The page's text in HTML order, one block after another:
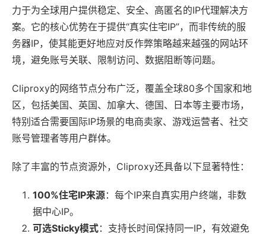
力于为全球用户提供稳定、安全、高匿名的IP代理解决方
案。它的核心优势在于提供“真实住宅IP”，而非传统的服
务器IP，使其能更好地应对反作弊策略越来越强的网站环
境，避免账号关联、限制访问、数据阻断等问题。
Cliproxy的网络节点分布广泛，覆盖全球80多个国家和地
区，包括美国、英国、加拿大、德国、日本等主要市场，
特别适合需要国际IP场景的电商卖家、游戏运营者、社交
账号管理者等用户群体。
除了丰富的节点资源外，Cliproxy还具备以下显著特性：
100%住宅IP来源：每个IP来自真实用户终端，非数
据中心IP。
可选Sticky模式：支持长时间保持同一IP，有效避免